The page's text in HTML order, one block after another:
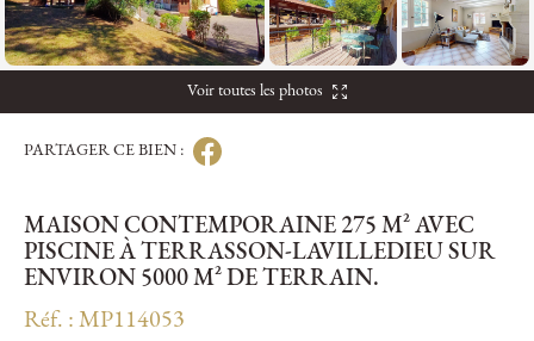
Voir toutes les photos
PARTAGER CE BIEN :
MAISON CONTEMPORAINE 275 M² AVEC
PISCINE À TERRASSON-LAVILLEDIEU SUR
ENVIRON 5000 M² DE TERRAIN.
Réf. : MP114053